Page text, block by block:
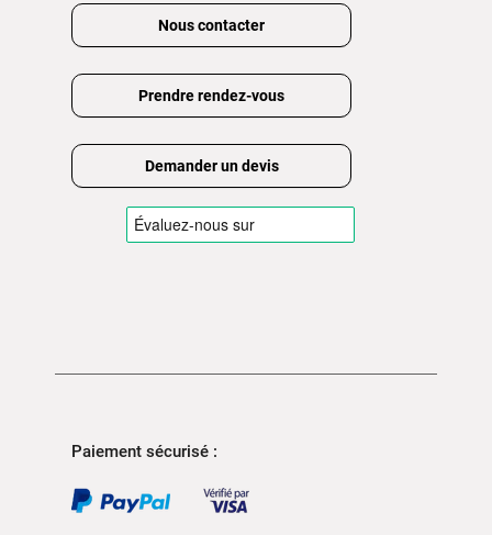
Nous contacter
Prendre rendez-vous
Demander un devis
Paiement sécurisé :